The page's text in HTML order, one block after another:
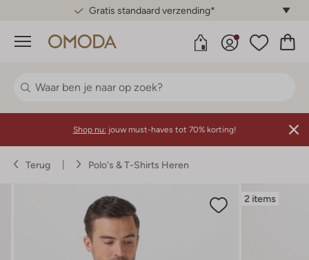
Gratis standaard verzending*
Menu
Shop nu: jouw must-haves tot 70% korting!
Terug Polo's & T-Shirts Heren
2 items